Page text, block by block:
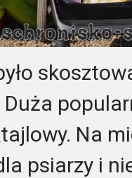
Na
psiarzy i